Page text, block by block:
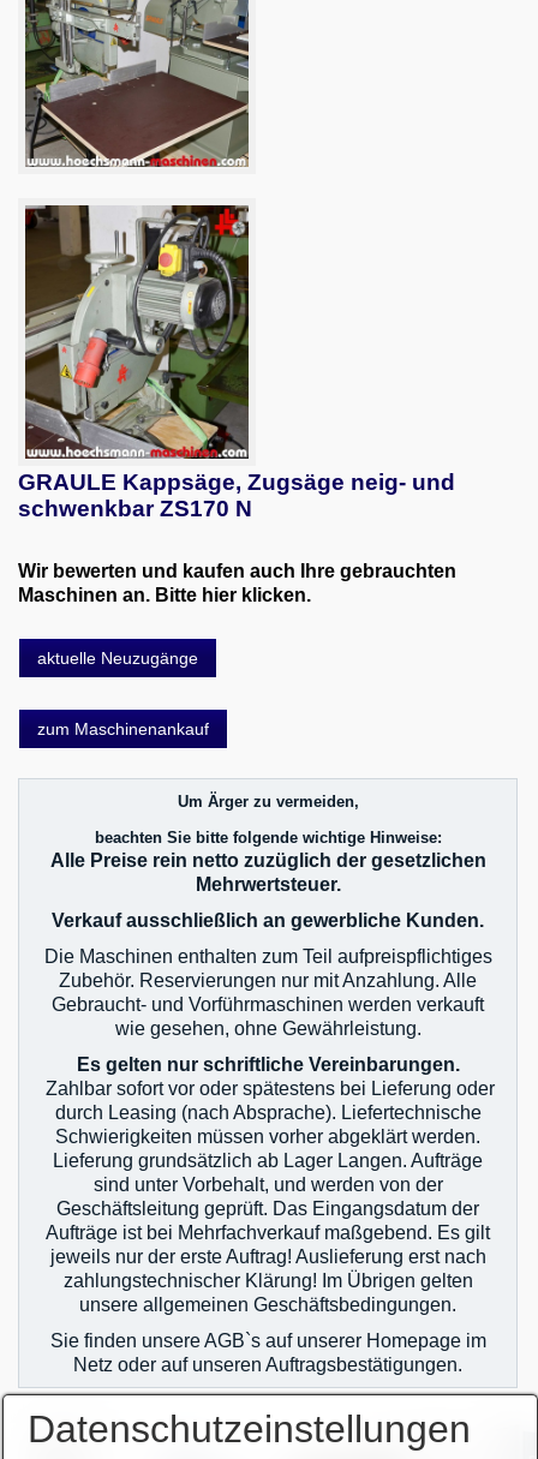
GRAULE Kappsäge, Zugsäge neig- und
schwenkbar ZS170 N
Wir bewerten und kaufen auch Ihre gebrauchten
Maschinen an. Bitte hier klicken.
aktuelle Neuzugänge
zum Maschinenankauf
Um Ärger zu vermeiden,
beachten Sie bitte folgende wichtige Hinweise:
Alle Preise rein netto zuzüglich der gesetzlichen
Mehrwertsteuer.
Verkauf ausschließlich an gewerbliche Kunden.
Die Maschinen enthalten zum Teil aufpreispflichtiges
Zubehör. Reservierungen nur mit Anzahlung. Alle
Gebraucht- und Vorführmaschinen werden verkauft
wie gesehen, ohne Gewährleistung.
Es gelten nur schriftliche Vereinbarungen.
Zahlbar sofort vor oder spätestens bei Lieferung oder
durch Leasing (nach Absprache). Liefertechnische
Schwierigkeiten müssen vorher abgeklärt werden.
Lieferung grundsätzlich ab Lager Langen. Aufträge
sind unter Vorbehalt, und werden von der
Geschäftsleitung geprüft. Das Eingangsdatum der
Aufträge ist bei Mehrfachverkauf maßgebend. Es gilt
jeweils nur der erste Auftrag! Auslieferung erst nach
zahlungstechnischer Klärung! Im Übrigen gelten
unsere allgemeinen Geschäftsbedingungen.
Sie finden unsere AGB`s auf unserer Homepage im
Netz oder auf unseren Auftragsbestätigungen.
Datenschutzeinstellungen